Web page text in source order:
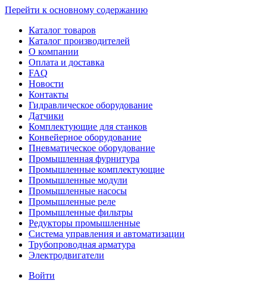
Перейти к основному содержанию
Каталог товаров
Каталог производителей
О компании
Оплата и доставка
FAQ
Новости
Контакты
Гидравлическое оборудование
Датчики
Комплектующие для станков
Конвейерное оборудование
Пневматическое оборудование
Промышленная фурнитура
Промышленные комплектующие
Промышленные модули
Промышленные насосы
Промышленные реле
Промышленные фильтры
Редукторы промышленные
Система управления и автоматизации
Трубопроводная арматура
Электродвигатели
Войти